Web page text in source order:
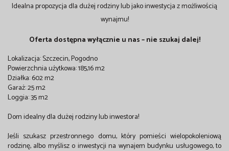
Idealna propozycja dla dużej rodziny lub jako inwestycja z możliwością
wynajmu!
Oferta dostępna wyłącznie u nas – nie szukaj dalej!
Lokalizacja: Szczecin, Pogodno
Powierzchnia użytkowa: 185,16 m2
Działka: 602 m2
Garaż: 25 m2
Loggia: 35 m2
Dom idealny dla dużej rodziny lub inwestora!
Jeśli szukasz przestronnego domu, który pomieści wielopokoleniową
rodzinę, albo myślisz o inwestycji na wynajem budynku usługowego, to